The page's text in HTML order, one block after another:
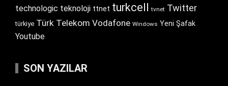
technologic teknoloji ttnet turkcell tvnet Twitter
türkiye Türk Telekom Vodafone Windows Yeni Şafak
Youtube
SON YAZILAR